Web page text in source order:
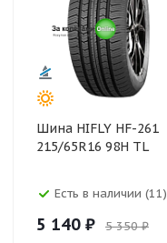
Шина HIFLY HF-261
215/65R16 98H TL
Есть в наличии (11)
5 140 ₽ 5 350 ₽